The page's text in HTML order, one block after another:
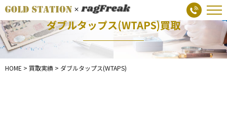
ダブルタップス(WTAPS)買取
HOME > 買取実績 > ダブルタップス(WTAPS)